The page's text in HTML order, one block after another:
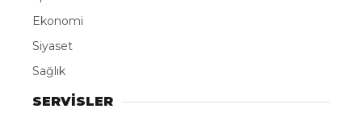
Ekonomi
Siyaset
Sağlık
SERVİSLER